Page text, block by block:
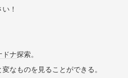
！
ドナ探索。
なものを見ることができる。